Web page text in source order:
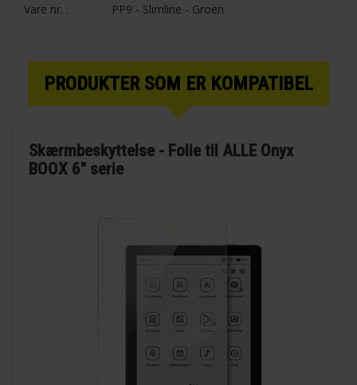
Vare nr. :
PP9 - Slimline - Groen
PRODUKTER SOM ER KOMPATIBEL
Skærmbeskyttelse - Folie til ALLE Onyx
BOOX 6" serie